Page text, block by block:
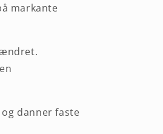
markante
danner faste